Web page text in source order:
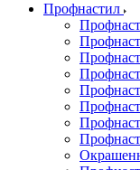
Профнастил